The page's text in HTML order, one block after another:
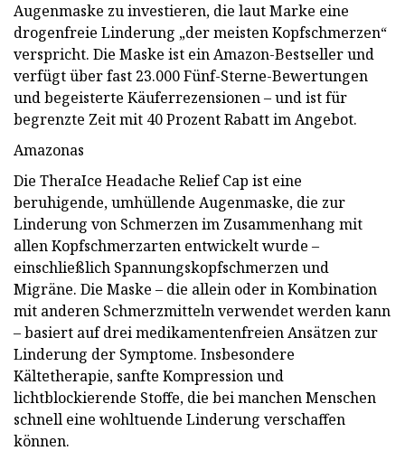
Augenmaske zu investieren, die laut Marke eine
drogenfreie Linderung „der meisten Kopfschmerzen“
verspricht. Die Maske ist ein Amazon-Bestseller und
verfügt über fast 23.000 Fünf-Sterne-Bewertungen
und begeisterte Käuferrezensionen – und ist für
begrenzte Zeit mit 40 Prozent Rabatt im Angebot.
Amazonas
Die TheraIce Headache Relief Cap ist eine
beruhigende, umhüllende Augenmaske, die zur
Linderung von Schmerzen im Zusammenhang mit
allen Kopfschmerzarten entwickelt wurde –
einschließlich Spannungskopfschmerzen und
Migräne. Die Maske – die allein oder in Kombination
mit anderen Schmerzmitteln verwendet werden kann
– basiert auf drei medikamentenfreien Ansätzen zur
Linderung der Symptome. Insbesondere
Kältetherapie, sanfte Kompression und
lichtblockierende Stoffe, die bei manchen Menschen
schnell eine wohltuende Linderung verschaffen
können.